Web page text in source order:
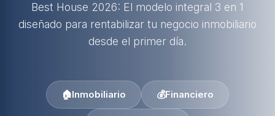
Best House 2026: El modelo integral 3 en 1
diseñado para rentabilizar tu negocio inmobiliario
desde el primer día.
🏠Inmobiliario 💰Financiero